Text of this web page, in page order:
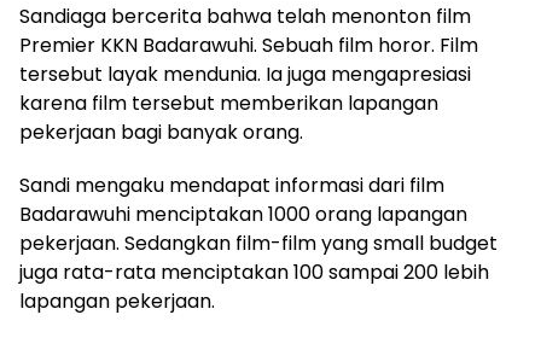
Sandiaga bercerita bahwa telah menonton film
Premier KKN Badarawuhi. Sebuah film horor. Film
tersebut layak mendunia. Ia juga mengapresiasi
karena film tersebut memberikan lapangan
pekerjaan bagi banyak orang.
Sandi mengaku mendapat informasi dari film
Badarawuhi menciptakan 1000 orang lapangan
pekerjaan. Sedangkan film-film yang small budget
juga rata-rata menciptakan 100 sampai 200 lebih
lapangan pekerjaan.